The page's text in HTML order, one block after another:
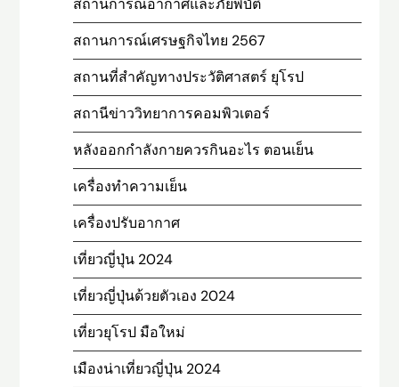
สถานการณ์อากาศและภัยพิบัติ
สถานการณ์เศรษฐกิจไทย 2567
สถานที่สําคัญทางประวัติศาสตร์ ยุโรป
สถานีข่าววิทยาการคอมพิวเตอร์
หลังออกกําลังกายควรกินอะไร ตอนเย็น
เครื่องทำความเย็น
เครื่องปรับอากาศ
เที่ยวญี่ปุ่น 2024
เที่ยวญี่ปุ่นด้วยตัวเอง 2024
เที่ยวยุโรป มือใหม่
เมืองน่าเที่ยวญี่ปุ่น 2024